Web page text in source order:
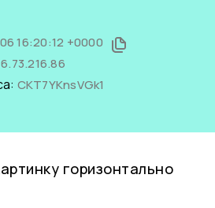
16:20:12 +0000
CKT7YKnsVGk1
горизонтально